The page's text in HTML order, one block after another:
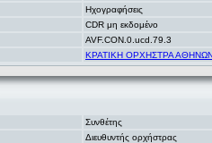
Ηχογραφήσεις
CDR μη εκδομένο
AVF.CON.0.ucd.79.3
ΚΡΑΤΙΚΗ ΟΡΧΗΣΤΡΑ ΑΘΗΝΩΝ
Συνθέτης
Διευθυντής ορχήστρας